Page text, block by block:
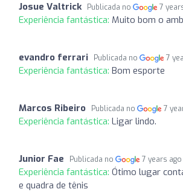
Josue Valtrick Publicada no 7
Experiência fantástica: Muito bom o
evandro ferrari Publicada no 7
Experiência fantástica: Bom esporte
Marcos Ribeiro Publicada no 7
Experiência fantástica: Ligar lindo.
Junior Fae Publicada no 7 years ago
Experiência fantástica: Ótimo lugar
e quadra de tênis